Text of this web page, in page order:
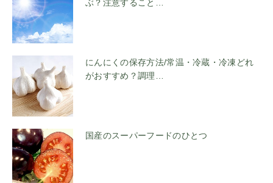
ぶ？注意すること…
にんにくの保存方法/常温・冷蔵・冷凍どれ
がおすすめ？調理…
国産のスーパーフードのひとつ